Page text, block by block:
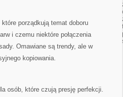
porządkują temat doboru
i czemu niektóre połączenia
Omawiane są trendy, ale w
kopiowania.
osób, które czują presję perfekcji.